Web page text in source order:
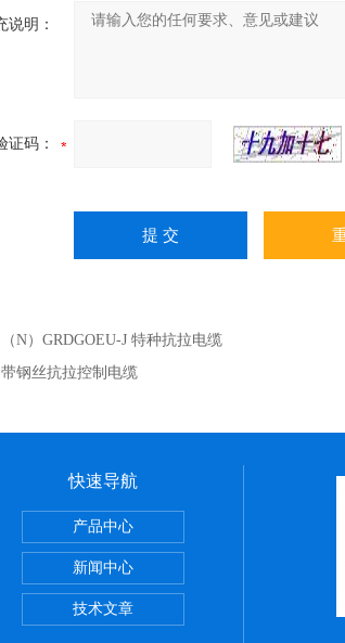
说明：
证码：
（N）GRDGOEU-J 特种抗拉电缆
带钢丝抗拉控制电缆
别
绞线
快速导航
产品中心
新闻中心
技术文章